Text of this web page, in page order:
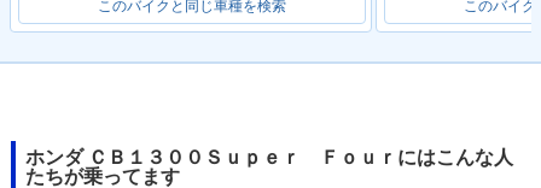
2021年 CB1300 SU
PER FOUR SP・マ
イナーチェンジ
PER FOUR・マイナ
2020年 CB1300 SU
PER FOUR SP・カ
このバイクと同じ車種を検索 このバイク
ホンダ ＣＢ１３００Ｓｕｐｅｒ Ｆｏｕｒにはこんな人
たちが乗ってます